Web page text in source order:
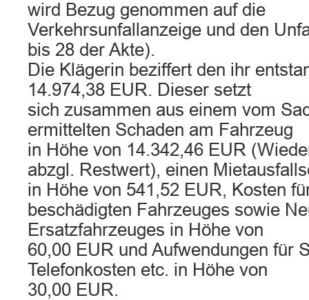
wird Bezug genommen auf die
Verkehrsunfallanzeige und den
bis 28 der Akte).
Die Klägerin beziffert den ihr
14.974,38 EUR. Dieser setzt
sich zusammen aus einem vom
ermittelten Schaden am Fahrzeug
in Höhe von 14.342,46 EUR
abzgl. Restwert), einen
in Höhe von 541,52 EUR, Kosten
beschädigten Fahrzeuges sowie
Ersatzfahrzeuges in Höhe von
60,00 EUR und Aufwendungen für
Telefonkosten etc. in Höhe von
30,00 EUR.